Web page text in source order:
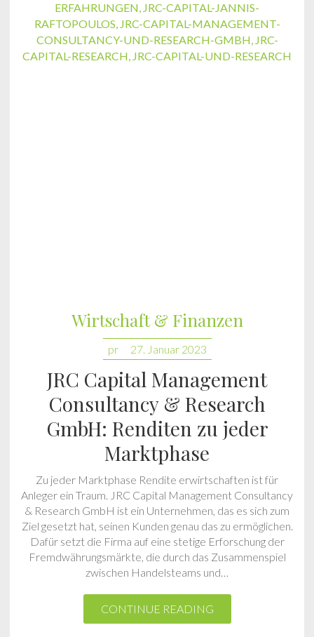
ERFAHRUNGEN, JRC-CAPITAL-JANNIS-
RAFTOPOULOS, JRC-CAPITAL-MANAGEMENT-
CONSULTANCY-UND-RESEARCH-GMBH, JRC-
CAPITAL-RESEARCH, JRC-CAPITAL-UND-RESEARCH
Wirtschaft & Finanzen
pr 27. Januar 2023
JRC Capital Management
Consultancy & Research
GmbH: Renditen zu jeder
Marktphase
Zu jeder Marktphase Rendite erwirtschaften ist für
Anleger ein Traum. JRC Capital Management Consultancy
& Research GmbH ist ein Unternehmen, das es sich zum
Ziel gesetzt hat, seinen Kunden genau das zu ermöglichen.
Dafür setzt die Firma auf eine stetige Erforschung der
Fremdwährungsmärkte, die durch das Zusammenspiel
zwischen Handelsteams und…
CONTINUE READING